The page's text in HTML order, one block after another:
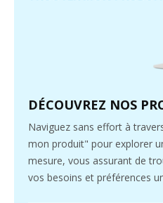
DÉCOUVREZ NOS
Naviguez sans effort à
mon produit" pour explorer
mesure, vous assurant de
vos besoins et préférences